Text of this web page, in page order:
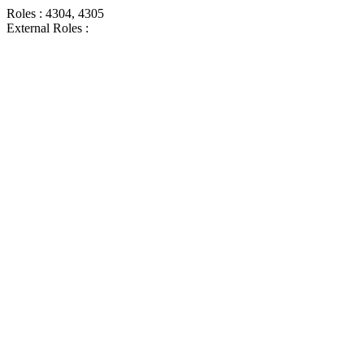
Roles : 4304, 4305
External Roles :